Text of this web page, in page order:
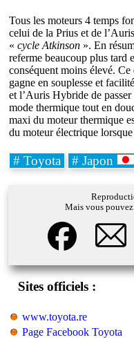
Tous les moteurs 4 temps
celui de la Prius et de
« cycle Atkinson ». En
referme beaucoup plus tard
conséquent moins élevé.
gagne en souplesse et
et l’Auris Hybride de
mode thermique tout en
maxi du moteur thermique
du moteur électrique
# Toyota # Japon
Mais vous
Sites officiels :
www.toyota.re
Page Facebook Toyota